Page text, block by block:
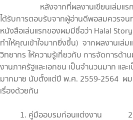
หลังจากที่ผลงานเขียนเล่มแรกไ
ได้รับการตอบรับจากผู้อ่านดีพอสมควรจ
หนังสือเล่นแรกของผมมีชื่อว่า Halal
ทำให้คุณเข้าใจมากยิ่งขึ้น) จากผลงานเล่ม
วิทยากร ให้ความรู้เกี่ยวกับ การจัดการด้า
งานภาครัฐและเอกชน เป็นจำนวนมาก แล
มากมาย นับตั้งแต่ปี พ.ศ. 2559-2564 ผ
เรื่องด้วยกัน
1. คู่มืออบรมก่อนแต่งงาน